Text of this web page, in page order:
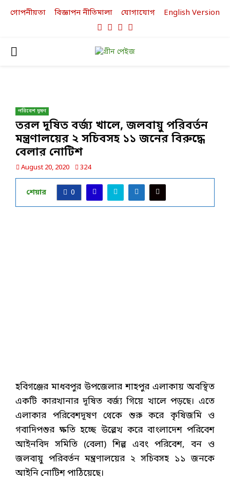
গোপনীয়তা বিজ্ঞাপন নীতিমালা যোগাযোগ English Version
Facebook
TwitterLinkedin
PRIMARY
পরিবেশ দূষণ
তরল দূষিত বর্জ্য খালে, জলবায়ু পরিবর্তন
মন্ত্রণালয়ের ২ সচিবসহ ১১ জনের বিরুদ্ধে
বেলার নোটিশ
August 20, 2020 324
শেয়ার 0
হবিগঞ্জের মাধবপুর উপজেলার শাহপুর এলাকায় অবস্থিত
একটি কারখানার দূষিত বর্জ্য গিয়ে খালে পড়ছে। এতে
এলাকার পরিবেশদূষণ থেকে শুরু করে কৃষিজমি ও
গবাদিপশুর ক্ষতি হচ্ছে উল্লেখ করে বাংলাদেশ পরিবেশ
আইনবিদ সমিতি (বেলা) শিল্প এবং পরিবেশ, বন ও
জলবায়ু পরিবর্তন মন্ত্রণালয়ের ২ সচিবসহ ১১ জনকে
আইনি নোটিশ পাঠিয়েছে।